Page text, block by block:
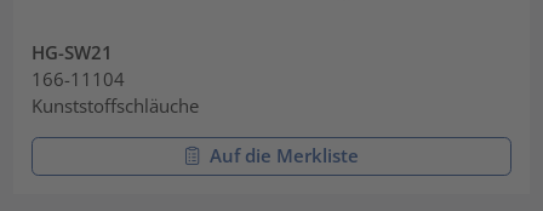
HG-SW21
166-11104
Kunststoffschläuche
Auf die Merkliste